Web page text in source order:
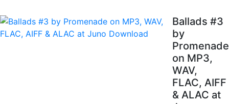
Ballads #3
by
Promenade
on MP3,
WAV,
FLAC, AIFF
& ALAC at